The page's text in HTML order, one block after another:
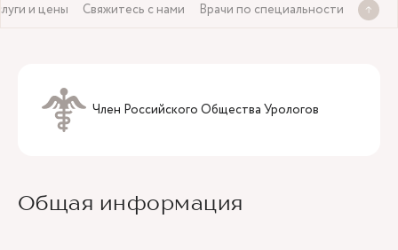
и цены Свяжитесь с нами Врачи по специальности
Член Российского Общества Урологов
Общая информация